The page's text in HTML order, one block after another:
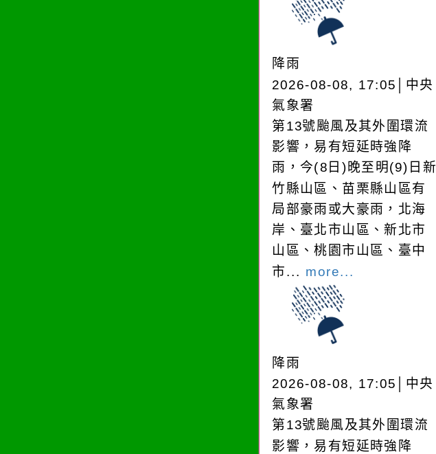
降雨
2026-08-08, 17:05│中央
氣象署
第13號颱風及其外圍環流
影響，易有短延時強降
雨，今(8日)晚至明(9)日新
竹縣山區、苗栗縣山區有
局部豪雨或大豪雨，北海
岸、臺北市山區、新北市
山區、桃園市山區、臺中
市... more...
降雨
2026-08-08, 17:05│中央
氣象署
第13號颱風及其外圍環流
影響，易有短延時強降